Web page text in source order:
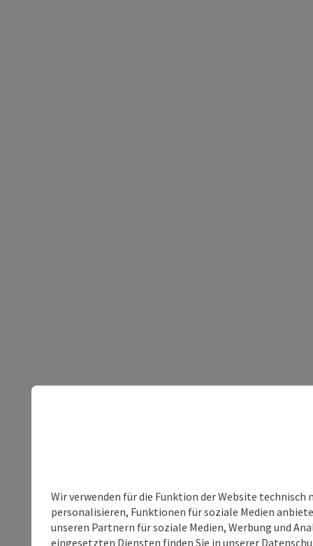
Wir verwenden für die Funktion der Website
personalisieren, Funktionen für soziale Medien
unseren Partnern für soziale Medien, Werbung und
eingesetzten Diensten finden Sie in unserer